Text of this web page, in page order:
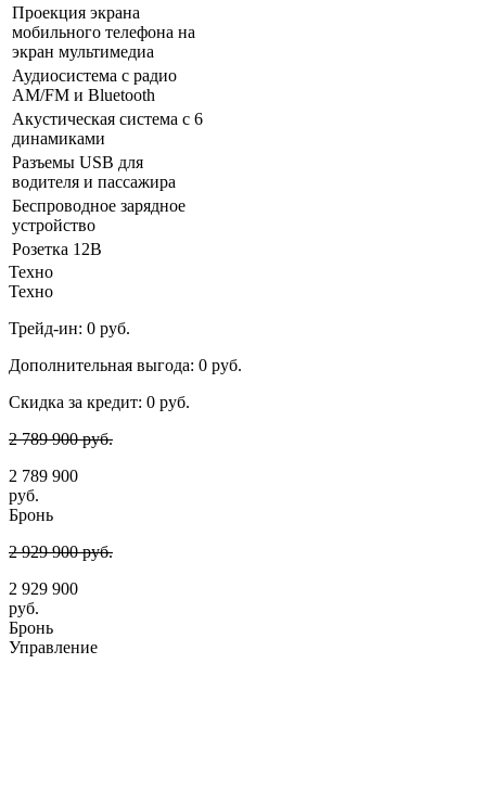
Проекция экрана
мобильного телефона на
экран мультимедиа
Аудиосистема с радио
AM/FM и Bluetooth
Акустическая система с 6
динамиками
Разъeмы USB для
водителя и пассажира
Беспроводное зарядное
устройство
Розетка 12В
Техно
Техно
Трейд-ин: 0 руб.
Дополнительная выгода: 0 руб.
Скидка за кредит: 0 руб.
2 789 900 руб.
2 789 900
руб.
Бронь
2 929 900 руб.
2 929 900
руб.
Бронь
Управление